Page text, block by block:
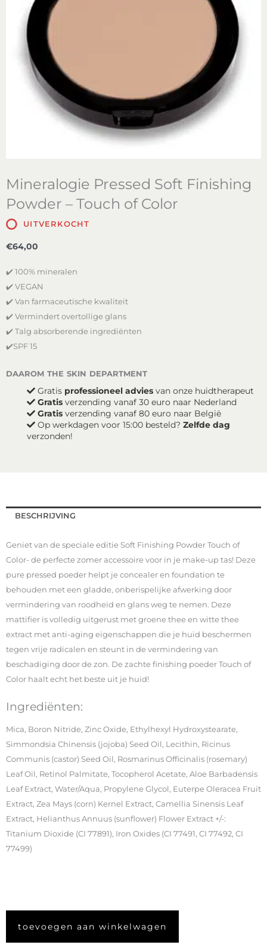
Mineralogie Pressed Soft Finishing
Powder – Touch of Color
UITVERKOCHT
€64,00
✔️ 100% mineralen
✔️ VEGAN
✔️ Van farmaceutische kwaliteit
✔️ Vermindert overtollige glans
✔️ Talg absorberende ingrediënten
✔️SPF 15
daarom the skin department
Gratis professioneel advies van onze huidtherapeut
Gratis verzending vanaf 30 euro naar Nederland
Gratis verzending vanaf 80 euro naar België
Op werkdagen voor 15:00 besteld? Zelfde dag
verzonden!
BESCHRIJVING
Geniet van de speciale editie Soft Finishing Powder Touch of
Color- de perfecte zomer accessoire voor in je make-up tas! Deze
pure pressed poeder helpt je concealer en foundation te
behouden met een gladde, onberispelijke afwerking door
vermindering van roodheid en glans weg te nemen. Deze
mattifier is volledig uitgerust met groene thee en witte thee
extract met anti-aging eigenschappen die je huid beschermen
tegen vrije radicalen en steunt in de vermindering van
beschadiging door de zon. De zachte finishing poeder Touch of
Color haalt echt het beste uit je huid!
Ingrediënten:
Mica, Boron Nitride, Zinc Oxide, Ethylhexyl Hydroxystearate,
Simmondsia Chinensis (jojoba) Seed Oil, Lecithin, Ricinus
Communis (castor) Seed Oil, Rosmarinus Officinalis (rosemary)
Leaf Oil, Retinol Palmitate, Tocopherol Acetate, Aloe Barbadensis
Leaf Extract, Water/Aqua, Propylene Glycol, Euterpe Oleracea Fruit
Extract, Zea Mays (corn) Kernel Extract, Camellia Sinensis Leaf
Extract, Helianthus Annuus (sunflower) Flower Extract +/-:
Titanium Dioxide (CI 77891), Iron Oxides (CI 77491, CI 77492, CI
77499)
toevoegen aan winkelwagen